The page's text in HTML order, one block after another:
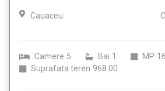
Cauaceu
Camere 5 Bai 1 MP
Suprafata teren 968.00